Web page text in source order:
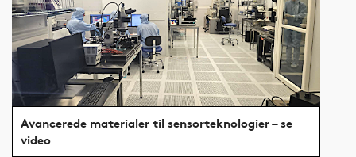
Avancerede materialer til sensorteknologier – se
video